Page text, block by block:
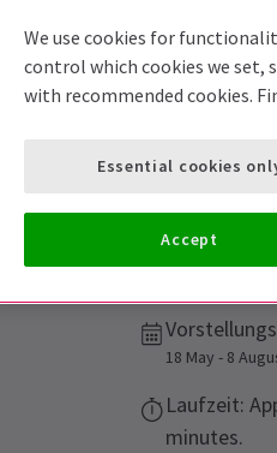
Tickets
18 May - 8
Laufzeit:
minutes.
We use cookies for
control which cookies we set,
with recommended cookies.
Essential cookies
Accept